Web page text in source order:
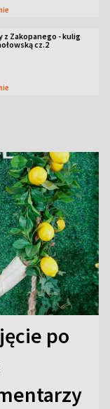
z Zakopanego - kulig
cz.2
po